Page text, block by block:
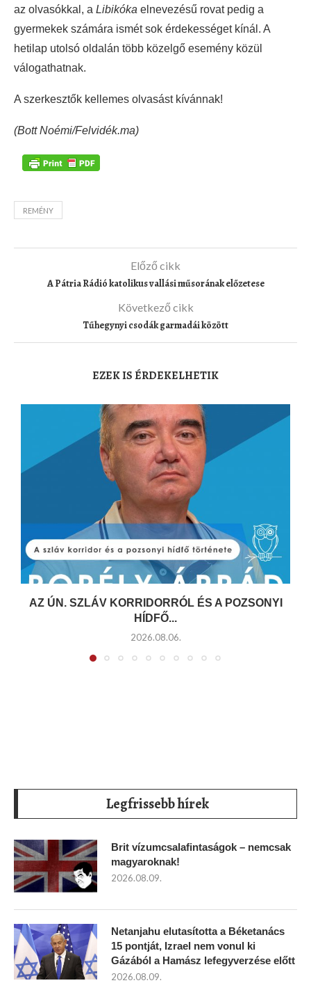
az olvasókkal, a Libikóka elnevezésű rovat pedig a
gyermekek számára ismét sok érdekességet kínál. A
hetilap utolsó oldalán több közelgő esemény közül
válogathatnak.
A szerkesztők kellemes olvasást kívánnak!
(Bott Noémi/Felvidék.ma)
REMÉNY
Előző cikk
A Pátria Rádió katolikus vallási műsorának előzetese
Következő cikk
Tűhegynyi csodák garmadái között
EZEK IS ÉRDEKELHETIK
AZ ÚN. SZLÁV KORRIDORRÓL ÉS A POZSONYI
HÍDFŐ...
2026.08.06.
Legfrissebb hírek
Brit vízumcsalafintaságok – nemcsak
magyaroknak!
2026.08.09.
Netanjahu elutasította a Béketanács
15 pontját, Izrael nem vonul ki
Gázából a Hamász lefegyverzése előtt
2026.08.09.